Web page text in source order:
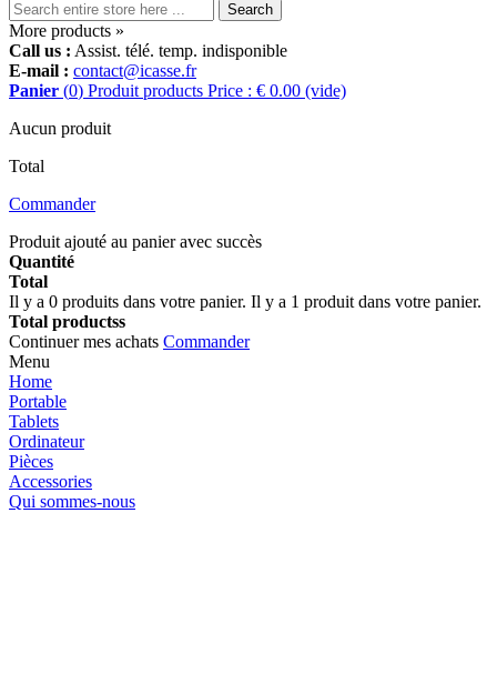
Search
More products »
Call us : Assist. télé. temp. indisponible
E-mail : contact@icasse.fr
Panier (0) Produit products Price : € 0.00 (vide)
Aucun produit
Total
Commander
Produit ajouté au panier avec succès
Quantité
Total
Il y a 0 produits dans votre panier. Il y a 1 produit dans votre panier.
Total productss
Continuer mes achats Commander
Menu
Home
Portable
Tablets
Ordinateur
Pièces
Accessories
Qui sommes-nous